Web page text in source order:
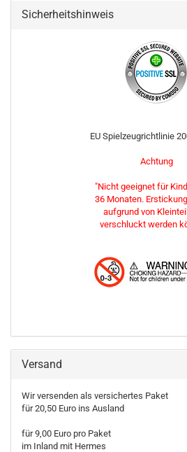
Sicherheitshinweis
EU Spielzeugrichtlinie
Achtung
"Nicht geeignet für
36 Monaten.
aufgrund von
verschluckt werden
Versand
Wir versenden als versichertes Paket
für 20,50 Euro ins Ausland
für 9,00 Euro pro Paket
im Inland mit Hermes